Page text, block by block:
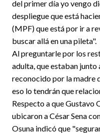
del primer día yo vengo
despliegue que está
(MPF) que está por ir a
buscar allá en una pileta".
Al preguntarle por los
adulta, que estaban junto
reconocido por la madre
eso lo tendrán que
Respecto a que Gustavo
ubicaron a César Sena
Osuna indicó que